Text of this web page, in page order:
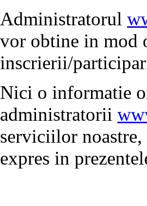
Administratorul
vor obtine in mod
inscrierii/
Nici o informatie
administratorii
serviciilor noastre,
expres in